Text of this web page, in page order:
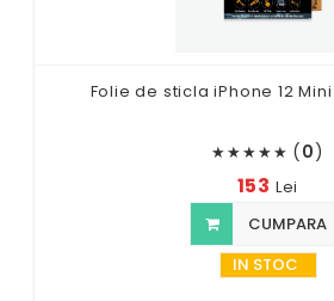
Folie de sticla iPhone 12
★★★★★ (0)
153 Lei
CUMPARA
IN STOC